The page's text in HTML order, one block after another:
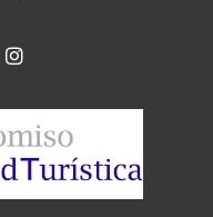
I
n
t
g
r
a
m